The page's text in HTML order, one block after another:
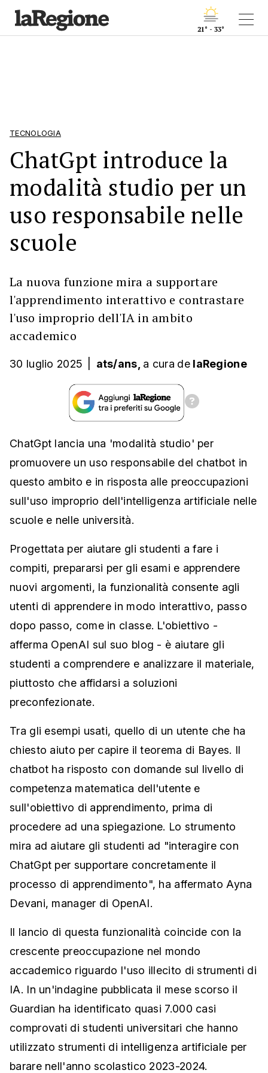
21° - 33°
TECNOLOGIA
ChatGpt introduce la
modalità studio per un
uso responsabile nelle
scuole
La nuova funzione mira a supportare
l'apprendimento interattivo e contrastare
l'uso improprio dell'IA in ambito
accademico
30 luglio 2025 ats/ans, a cura de laRegione
ChatGpt lancia una 'modalità studio' per
promuovere un uso responsabile del chatbot in
questo ambito e in risposta alle preoccupazioni
sull'uso improprio dell'intelligenza artificiale nelle
scuole e nelle università.
Progettata per aiutare gli studenti a fare i
compiti, prepararsi per gli esami e apprendere
nuovi argomenti, la funzionalità consente agli
utenti di apprendere in modo interattivo, passo
dopo passo, come in classe. L'obiettivo -
afferma OpenAI sul suo blog - è aiutare gli
studenti a comprendere e analizzare il materiale,
piuttosto che affidarsi a soluzioni
preconfezionate.
Tra gli esempi usati, quello di un utente che ha
chiesto aiuto per capire il teorema di Bayes. Il
chatbot ha risposto con domande sul livello di
competenza matematica dell'utente e
sull'obiettivo di apprendimento, prima di
procedere ad una spiegazione. Lo strumento
mira ad aiutare gli studenti ad "interagire con
ChatGpt per supportare concretamente il
processo di apprendimento", ha affermato Ayna
Devani, manager di OpenAI.
Il lancio di questa funzionalità coincide con la
crescente preoccupazione nel mondo
accademico riguardo l'uso illecito di strumenti di
IA. In un'indagine pubblicata il mese scorso il
Guardian ha identificato quasi 7.000 casi
comprovati di studenti universitari che hanno
utilizzato strumenti di intelligenza artificiale per
barare nell'anno scolastico 2023-2024.